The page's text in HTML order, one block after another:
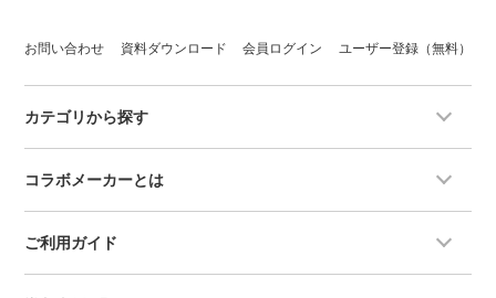
お問い合わせ 資料ダウンロード 会員ログイン ユーザー登録（無料）
カテゴリから探す
コラボメーカーとは
ご利用ガイド